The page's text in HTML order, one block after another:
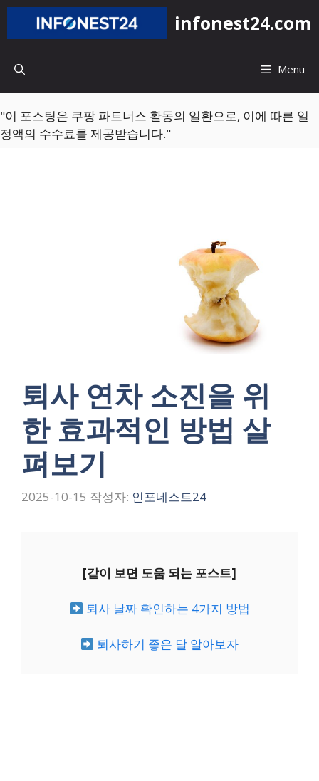
컨
츠
너
뛰
기
infonest24.com
Menu
"이 포스팅은 쿠팡 파트너스 활동의 일환으로, 이에 따른 일
정액의 수수료를 제공받습니다."
퇴사 연차 소진을 위
한 효과적인 방법 살
펴보기
2025-10-15 작성자: 인포네스트24
[같이 보면 도움 되는 포스트]
퇴사 날짜 확인하는 4가지 방법
퇴사하기 좋은 달 알아보자